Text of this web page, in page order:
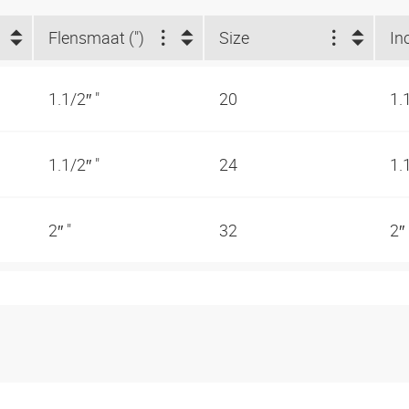
Flensmaat (") Size
1.1/2″ " 20
1.1/2″ " 24
2″ " 32 2″